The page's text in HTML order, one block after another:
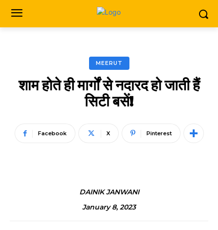
MEERUT
शाम होते ही मार्गों से नदारद हो जाती हैं
सिटी बसें!
Facebook X Pinterest
DAINIK JANWANI
January 8, 2023